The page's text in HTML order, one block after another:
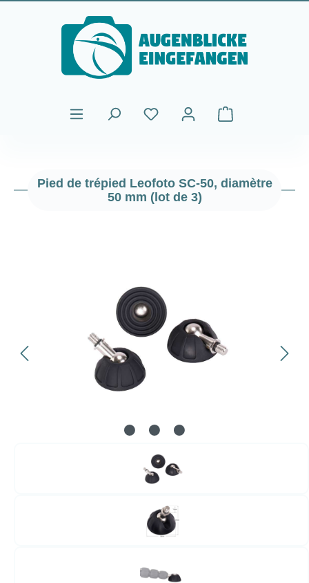
Passer au contenu principal
Le panier
Pied de trépied Leofoto SC-50, diamètre
50 mm (lot de 3)